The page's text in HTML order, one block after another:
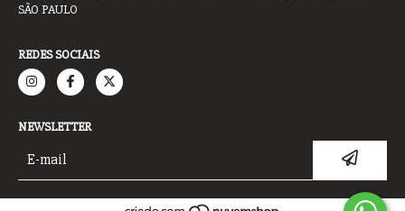
SÃO PAULO
REDES SOCIAIS
NEWSLETTER